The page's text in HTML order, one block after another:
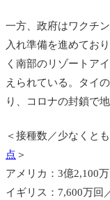
一方、政府はワクチ
入れ準備を進めてお
く南部のリゾートア
えられている。タイ
り、コロナの封鎖で
＜接種数／少なくと
点 ＞
アメリカ：3億2,100
イギリス：7,600万回